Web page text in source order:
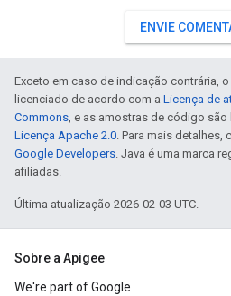
ENVIE
Exceto em caso de indicação contrária,
licenciado de acordo com a Licença de
Commons, e as amostras de código
Licença Apache 2.0. Para mais detalhes,
Google Developers. Java é uma marca
afiliadas.
Última atualização 2026-02-03 UTC.
Sobre a Apigee
We're part of Google